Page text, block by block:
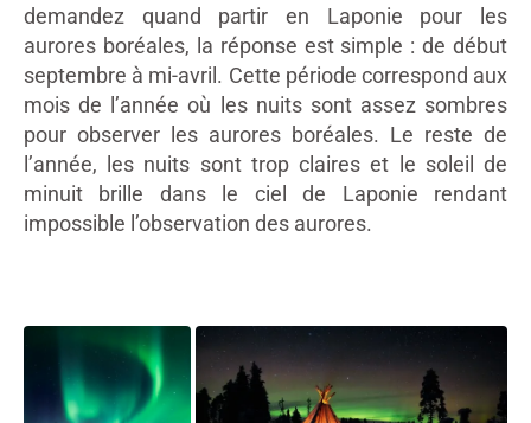
demandez quand partir en Laponie pour les
aurores boréales, la réponse est simple : de début
septembre à mi-avril. Cette période correspond aux
mois de l’année où les nuits sont assez sombres
pour observer les aurores boréales. Le reste de
l’année, les nuits sont trop claires et le soleil de
minuit brille dans le ciel de Laponie rendant
impossible l’observation des aurores.